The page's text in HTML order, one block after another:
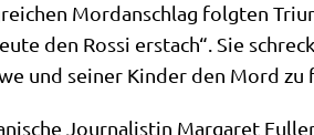
Mord­an­schlag folg­ten
den Ros­si erstach“. Sie
und sei­ner Kin­der den Mord zu
Jour­na­li­stin Mar­ga­ret